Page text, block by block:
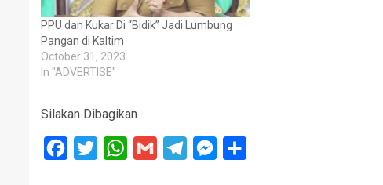
PPU dan Kukar Di “Bidik” Jadi Lumbung
Pangan di Kaltim
October 31, 2023
In "ADVERTISE"
Silakan Dibagikan
Facebook
Twitter WhatsApp
Gmail TelegramMessenger